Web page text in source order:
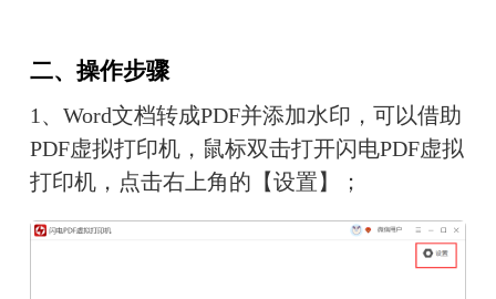
二、操作步骤
1、Word文档转成PDF并添加水印，可以借助
PDF虚拟打印机，鼠标双击打开闪电PDF虚拟
打印机，点击右上角的【设置】；